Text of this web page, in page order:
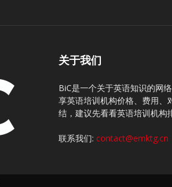
关于我们
BiC是一个关于英语知识的网
享英语培训机构价格、费用、
结，建议先看看英语培训机构
联系我们: contact@emktg.cn